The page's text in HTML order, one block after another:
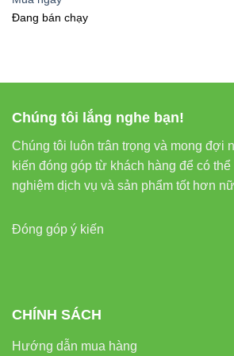
Đang bán chạy
Chúng tôi lắng nghe bạn!
Chúng tôi luôn trân trọng và mong đợi
kiến đóng góp từ khách hàng để có thể
nghiệm dịch vụ và sản phẩm tốt hơn
Đóng góp ý kiến
CHÍNH SÁCH
Hướng dẫn mua hàng